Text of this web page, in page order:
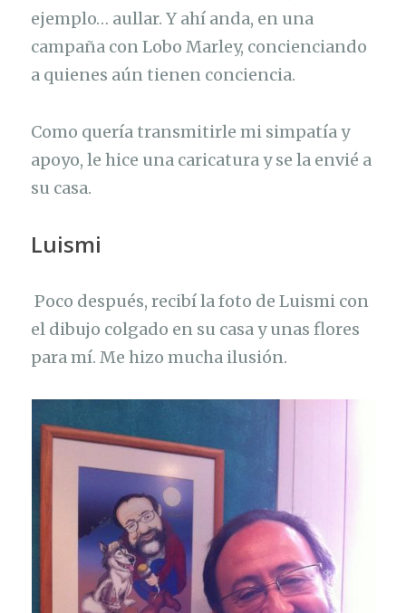
ejemplo… aullar. Y ahí anda, en una
campaña con Lobo Marley, concienciando
a quienes aún tienen conciencia.
Como quería transmitirle mi simpatía y
apoyo, le hice una caricatura y se la envié a
su casa.
Luismi
Poco después, recibí la foto de Luismi con
el dibujo colgado en su casa y unas flores
para mí. Me hizo mucha ilusión.